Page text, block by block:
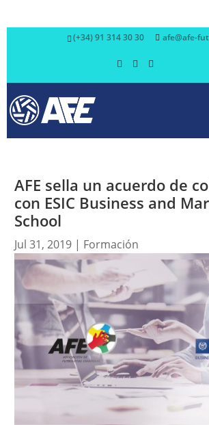
(+34) 91 314 30 30 afe@afe-
AFE sella un acuerdo de
con ESIC Business and
School
Jul 31, 2019| Formación